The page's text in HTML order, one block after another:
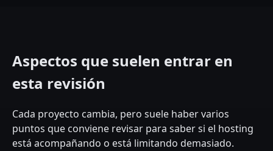
Aspectos que suelen entrar en
esta revisión
Cada proyecto cambia, pero suele haber varios
puntos que conviene revisar para saber si el hosting
está acompañando o está limitando demasiado.